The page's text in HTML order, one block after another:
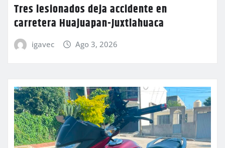
Tres lesionados deja accidente en
carretera Huajuapan-Juxtlahuaca
igavec Ago 3, 2026